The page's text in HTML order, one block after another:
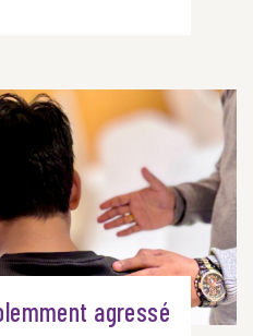
agressé